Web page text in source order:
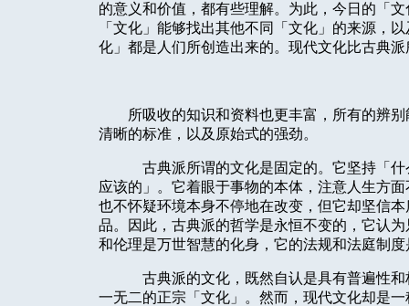
的意义和价值，都有些理解。为此，今日的「
「文化」能够找出其他不同「文化」的来源，
化」都是人们所创造出来的。现代文化比古典
所吸收的知识和资料也更丰富，所有的辨
清晰的标准，以及原始式的强劲。
古典派所谓的文化是固定的。它坚持「
应该的」。它着眼于事物的本体，注意人生方
也不怀疑环境本身不停地在改变，但它却坚信
品。因此，古典派的哲学是永恒不变的，它认
和伦理是万世智慧的化身，它的法规和法庭制
古典派的文化，既然自认是具有普遍性
一无二的正宗「文化」。然而，现代文化却是